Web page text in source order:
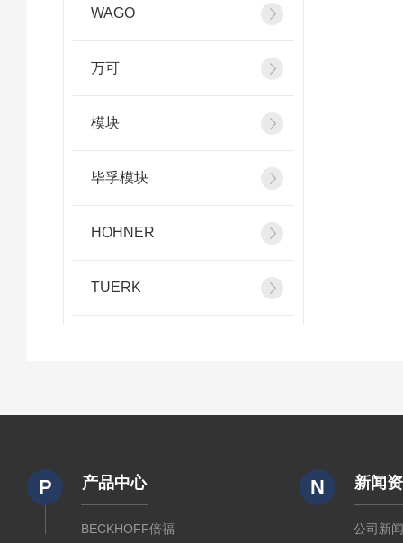
WAGO
万可
模块
毕孚模块
HOHNER
TUERK
P 产品中心
BECKHOFF倍福
N 新闻
公司新